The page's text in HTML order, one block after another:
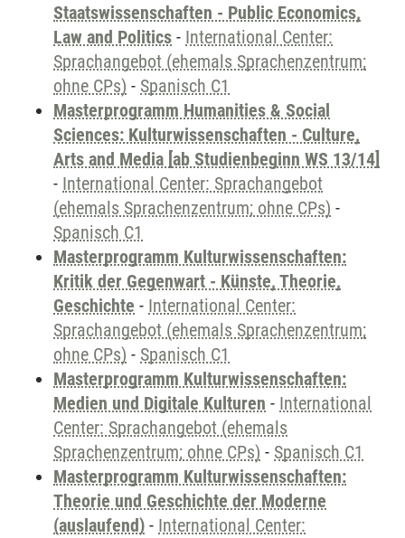
Staatswissenschaften - Public Economics,
Law and Politics - International Center:
Sprachangebot (ehemals Sprachenzentrum;
ohne CPs) - Spanisch C1
Masterprogramm Humanities & Social
Sciences: Kulturwissenschaften - Culture,
Arts and Media [ab Studienbeginn WS 13/14]
- International Center: Sprachangebot
(ehemals Sprachenzentrum; ohne CPs) -
Spanisch C1
Masterprogramm Kulturwissenschaften:
Kritik der Gegenwart - Künste, Theorie,
Geschichte - International Center:
Sprachangebot (ehemals Sprachenzentrum;
ohne CPs) - Spanisch C1
Masterprogramm Kulturwissenschaften:
Medien und Digitale Kulturen - International
Center: Sprachangebot (ehemals
Sprachenzentrum; ohne CPs) - Spanisch C1
Masterprogramm Kulturwissenschaften:
Theorie und Geschichte der Moderne
(auslaufend) - International Center: